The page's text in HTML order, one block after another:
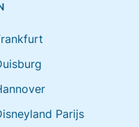
Parijs